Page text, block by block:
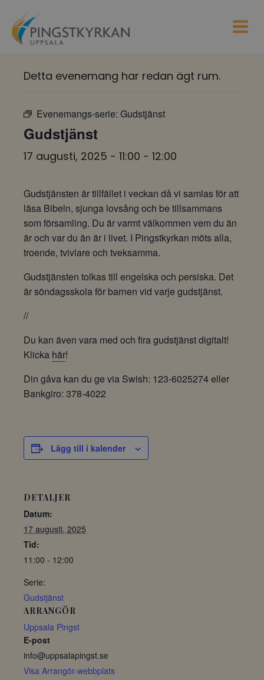
Detta evenemang har redan ägt rum.
Evenemangs-serie: Gudstjänst
Gudstjänst
17 augusti, 2025 - 11:00 - 12:00
Gudstjänsten är tillfället i veckan då vi samlas för att
läsa Bibeln, sjunga lovsång och be tillsammans
som församling. Du är varmt välkommen vem du än
är och var du än är i livet. I Pingstkyrkan möts alla,
troende, tvivlare och tveksamma.
Gudstjänsten tolkas till engelska och persiska. Det
är söndagsskola för barnen vid varje gudstjänst.
//
Du kan även vara med och fira gudstjänst digitalt!
Klicka här!
Din gåva kan du ge via Swish: 123-6025274 eller
Bankgiro: 378-4022
Lägg till i kalender
DETALJER
Datum:
17 augusti, 2025
Tid:
11:00 - 12:00
Serie:
Gudstjänst
ARRANGÖR
Uppsala Pingst
E-post
info@uppsalapingst.se
Visa Arrangör-webbplats